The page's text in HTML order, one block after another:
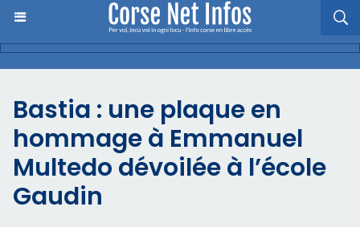
Bastia : une plaque en
hommage à Emmanuel
Multedo dévoilée à l’école
Gaudin